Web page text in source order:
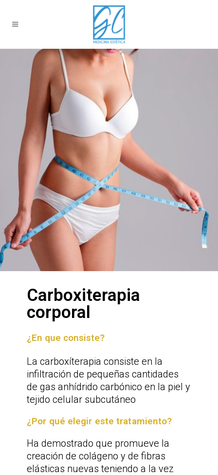
Carboxiterapia
corporal
¿En que consiste?
La carboxíterapia consiste en la
infiltración de pequeñas cantidades
de gas anhídrido carbónico en la piel y
tejido celular subcutáneo
¿Por qué elegir este tratamiento?
Ha demostrado que promueve la
creación de colágeno y de fibras
elásticas nuevas teniendo a la vez